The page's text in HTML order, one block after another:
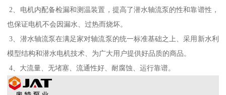
2、电机内配备检漏和测温装置，提高了潜水轴流泵的性和靠谱性，
也保证电机不会因漏水、过热而烧坏。
3、潜水轴流泵在满足家对轴流泵的统一标准基础之上、采用新水利
模型结构和潜水电机技术、为广大用户提供好品质的商品。
4、大流量、无堵塞、流通性好、耐腐蚀、运行靠谱。